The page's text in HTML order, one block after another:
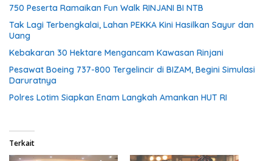
750 Peserta Ramaikan Fun Walk RINJANI BI NTB
Tak Lagi Terbengkalai, Lahan PEKKA Kini Hasilkan Sayur dan
Uang
Kebakaran 30 Hektare Mengancam Kawasan Rinjani
Pesawat Boeing 737-800 Tergelincir di BIZAM, Begini Simulasi
Daruratnya
Polres Lotim Siapkan Enam Langkah Amankan HUT RI
Terkait